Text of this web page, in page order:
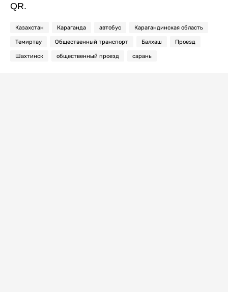
QR.
Казахстан Караганда автобус Карагандинская область
Темиртау Общественный транспорт Балхаш Проезд
Шахтинск общественный проезд сарань